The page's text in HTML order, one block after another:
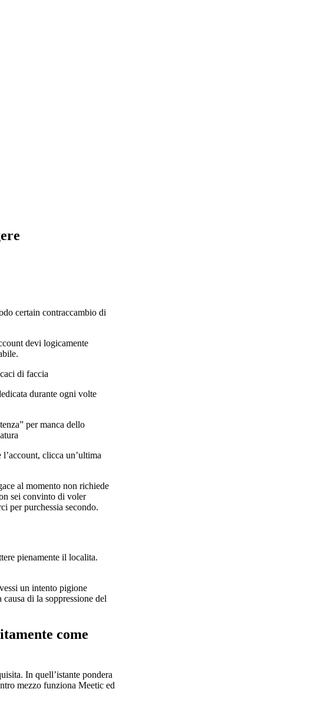
certain contraccambio di
devi logicamente
di faccia
durante ogni volte
per manca dello
clicca un’ultima
al momento non richiede
sei convinto di voler
per purchessia secondo.
pienamente il localita.
un intento pigione
di la soppressione del
come
In quell’istante pondera
mezzo funziona Meetic ed